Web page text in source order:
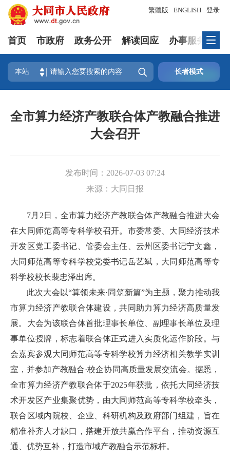
登录
繁體版 ENGLISH
首页 市政府 政务公开 解读回应 办事服务
本站  长者模式
全市算力经济产教联合体产教融合推进
大会召开
发布时间： 2026-07-03 07:24
来源： 大同日报
7月2日，全市算力经济产教联合体产教融合推进大会
在大同师范高等专科学校召开。市委常委、大同经济技术
开发区党工委书记、管委会主任、云州区委书记宁文鑫，
大同师范高等专科学校党委书记岳艺斌，大同师范高等专
科学校校长裴忠泽出席。
此次大会以“算领未来·同筑新篇”为主题，聚力推动我
市算力经济产教联合体建设，共同助力算力经济高质量发
展。大会为该联合体首批理事长单位、副理事长单位及理
事单位授牌，标志着联合体正式进入实质化运作阶段。与
会嘉宾参观大同师范高等专科学校算力经济相关教学实训
室，并参加产教融合·校企协同高质量发展交流会。据悉，
全市算力经济产教联合体于2025年获批，依托大同经济技
术开发区产业集聚优势，由大同师范高等专科学校牵头，
联合区域内院校、企业、科研机构及政府部门组建，旨在
精准补齐人才缺口，搭建开放共赢合作平台，推动资源互
通、优势互补，打造市域产教融合示范标杆。